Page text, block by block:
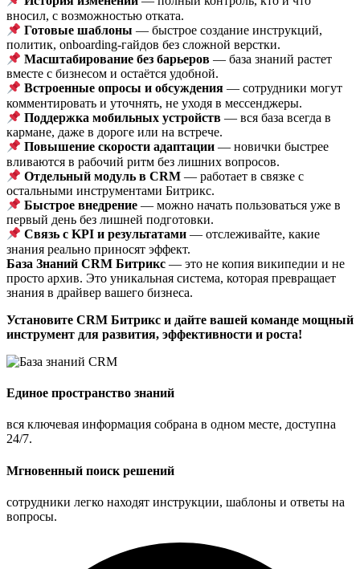
вносил, с возможностью отката.
Готовые шаблоны — быстрое создание инструкций,
политик, onboarding-гайдов без сложной верстки.
Масштабирование без барьеров — база знаний растет
вместе с бизнесом и остаётся удобной.
Встроенные опросы и обсуждения — сотрудники могут
комментировать и уточнять, не уходя в мессенджеры.
Поддержка мобильных устройств — вся база всегда в
кармане, даже в дороге или на встрече.
Повышение скорости адаптации — новички быстрее
вливаются в рабочий ритм без лишних вопросов.
Отдельный модуль в CRM — работает в связке с
остальными инструментами Битрикс.
Быстрое внедрение — можно начать пользоваться уже в
первый день без лишней подготовки.
Связь с KPI и результатами — отслеживайте, какие
знания реально приносят эффект.
База Знаний CRM Битрикс — это не копия википедии и не
просто архив. Это уникальная система, которая превращает
знания в драйвер вашего бизнеса.
Установите CRM Битрикс и дайте вашей команде мощный
инструмент для развития, эффективности и роста!
Единое пространство знаний
вся ключевая информация собрана в одном месте, доступна
24/7.
Мгновенный поиск решений
сотрудники легко находят инструкции, шаблоны и ответы на
вопросы.